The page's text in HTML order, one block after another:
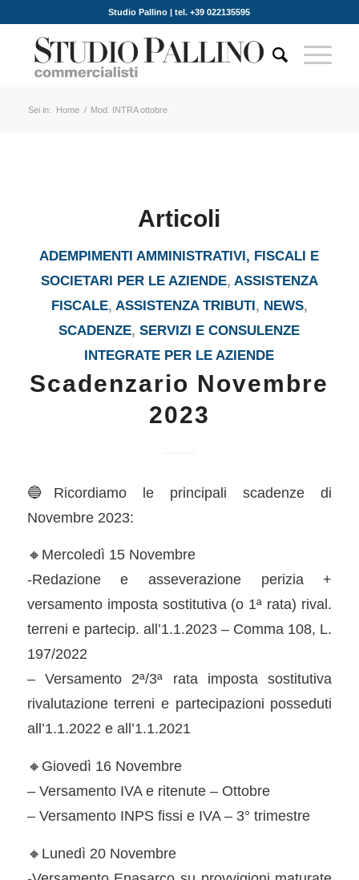
Studio Pallino | tel. +39 022135595
Sei in: Home / Mod. INTRA ottobre
Articoli
ADEMPIMENTI AMMINISTRATIVI, FISCALI E
SOCIETARI PER LE AZIENDE, ASSISTENZA
FISCALE, ASSISTENZA TRIBUTI, NEWS,
SCADENZE,SERVIZI E CONSULENZE
INTEGRATE PER LE AZIENDE
Scadenzario Novembre
2023
🔵Ricordiamo le principali scadenze di
Novembre 2023:
🔸Mercoledì 15 Novembre
-Redazione e asseverazione perizia +
versamento imposta sostitutiva (o 1ª rata) rival.
terreni e partecip. all’1.1.2023 – Comma 108, L.
197/2022
– Versamento 2ª/3ª rata imposta sostitutiva
rivalutazione terreni e partecipazioni posseduti
all’1.1.2022 e all’1.1.2021
🔸Giovedì 16 Novembre
– Versamento IVA e ritenute – Ottobre
– Versamento INPS fissi e IVA – 3° trimestre
🔸Lunedì 20 Novembre